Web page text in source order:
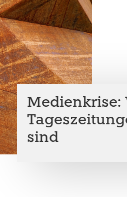
Medienkrise:
sind